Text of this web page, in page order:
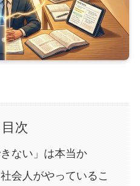
目次
ない」は本当か
会人がやっているこ